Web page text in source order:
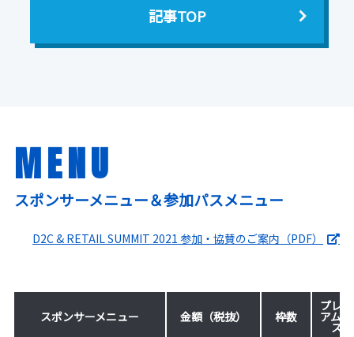
記事TOP
MENU
スポンサーメニュー＆参加パスメニュー
D2C & RETAIL SUMMIT 2021 参加・協賛のご案内（PDF）
スポンサーメニュー 金額（税抜） 枠数
プレミ
アムパ
ス